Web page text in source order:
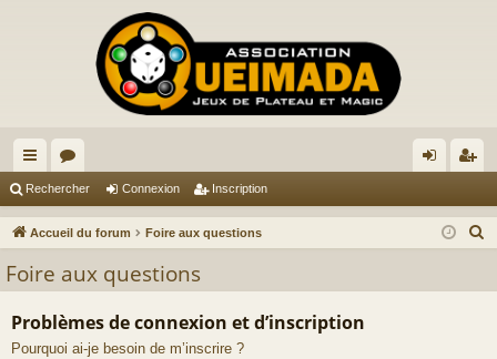
ac
co
ci
s
or
u
s
ne
on
cri
on
Rechercher Connexion Inscription
Accueil du forum Foire aux questions
Foire aux questions
Problèmes de connexion et d’inscription
Pourquoi ai-je besoin de m’inscrire ?